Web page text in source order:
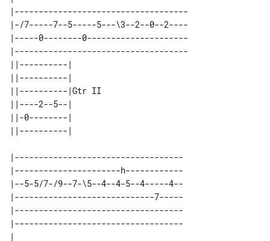
|------------------------------------
|-/7-----7--5-----5---\3--2--0--2----
|-----0--------0---------------------
|------------------------------------
||----------|
||----------|
||----------|Gtr II
||----2--5--|
||-0--------|
|-----------------------------------
|----------------------h------------
|--5-5/7-/9--7-\5--4--4-5--4-----4--
|-----------------------------7-----
|-----------------------------------
|-----------------------------------
|